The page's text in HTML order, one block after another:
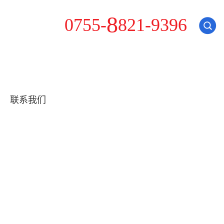
0755-8821-9396
联系我们